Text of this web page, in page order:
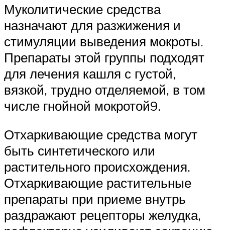
Муколитические средства
назначают для разжижения и
стимуляции выведения мокроты.
Препараты этой группы подходят
для лечения кашля с густой,
вязкой, трудно отделяемой, в том
числе гнойной мокротой9.
Отхаркивающие средства могут
быть синтетического или
растительного происхождения.
Отхаркивающие растительные
препараты при приеме внутрь
раздражают рецепторы желудка,